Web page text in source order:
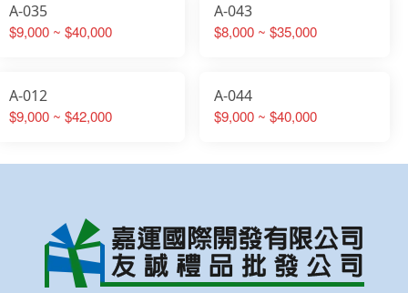
A-035
$9,000 ~ $40,000
A-043
$8,000 ~ $35,000
A-012
$9,000 ~ $42,000
A-044
$9,000 ~ $40,000